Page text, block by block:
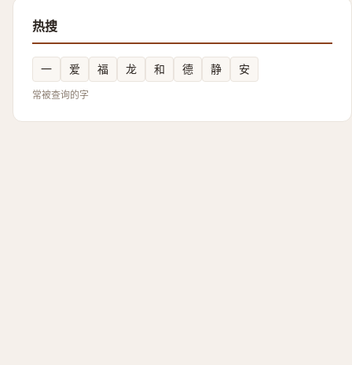
热搜
一 爱 福 龙 和 德 静 安
常被查询的字